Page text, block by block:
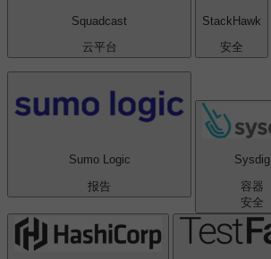
Squadcast
云平台
StackHawk
安全
Sumo Logic
报告
Sysdig
容器
安全